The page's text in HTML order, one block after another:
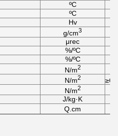
ºC
ºC
Hv
g/cm3
μrec
%/ºC
%/ºC
N/m2
N/m2
N/m2
J/kg·K
Q.cm